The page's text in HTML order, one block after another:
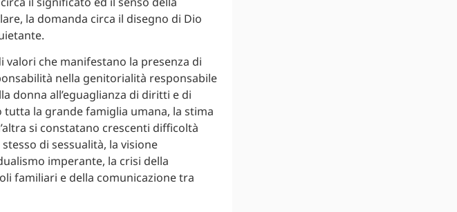
la domanda circa il disegno di Dio
che manifestano la presenza di
nella genitorialità responsabile
donna all’eguaglianza di diritti e di
tutta la grande famiglia umana, la stima
si constatano crescenti difficoltà
di sessualità, la visione
imperante, la crisi della
familiari e della comunicazione tra